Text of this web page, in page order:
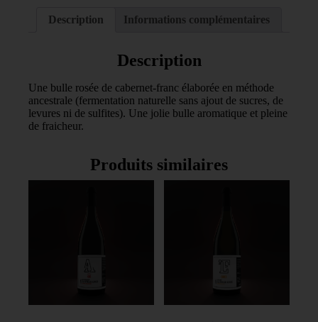
FolieDescription Informations complémentaires
Description
Une bulle rosée de cabernet-franc élaborée en méthode
ancestrale (fermentation naturelle sans ajout de sucres, de
levures ni de sulfites). Une jolie bulle aromatique et pleine
de fraicheur.
Produits similaires